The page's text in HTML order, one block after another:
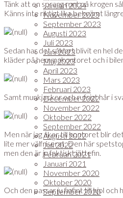
Januari 2024
November 2023
September 2023
Augusti 2023
Juli 2023
Juni 2023
Maj 2023
April 2023
Mars 2023
Februari 2023
December 2022
November 2022
Oktober 2022
September 2022
Augusti 2022
Juli 2022
Februari 2021
Januari 2021
November 2020
Oktober 2020
September 2020
Tänk att en sprang runt på krogen
Känns inte riktigt lika bekvämt
Sedan har det såklart blivit en hel
kläder på hemmakontoret och i
Samt munkjackor och rufsigt hår i
Men när jag åker till kontoret blir
lite mer välfriserat. Den här
men den är ju faktiskt jättefin.
Och den passar ju finfint till kjol och